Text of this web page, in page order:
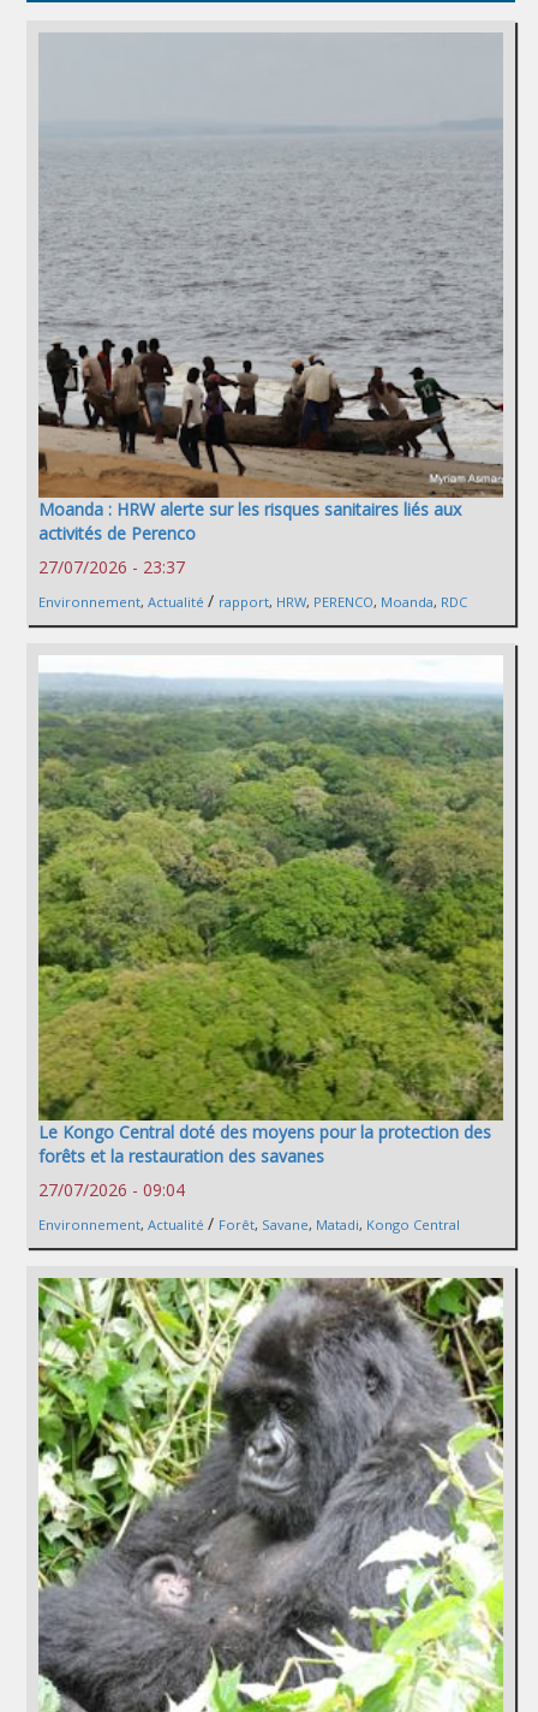
Moanda : HRW alerte sur les risques sanitaires liés aux
activités de Perenco
27/07/2026 - 23:37
Environnement, Actualité / rapport, HRW, PERENCO, Moanda, RDC
Le Kongo Central doté des moyens pour la protection des
forêts et la restauration des savanes
27/07/2026 - 09:04
Environnement, Actualité / Forêt, Savane, Matadi, Kongo Central